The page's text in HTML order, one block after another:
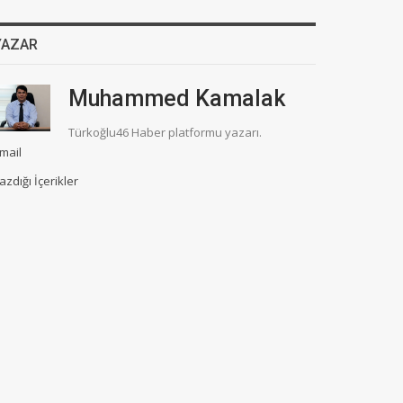
Muhammed Kamalak
Türkoğlu46 Haber platformu yazarı.
İçerikler